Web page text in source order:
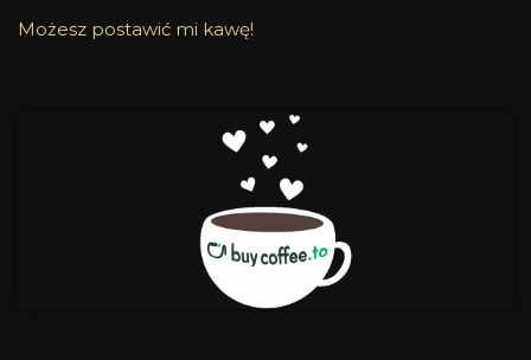
Możesz postawić mi kawę!